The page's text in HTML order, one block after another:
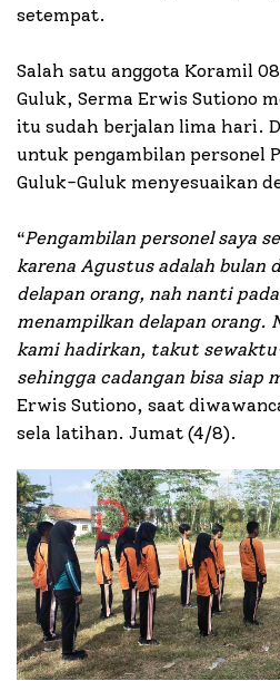
setempat.
Salah satu anggota Koramil
Guluk, Serma Erwis Sutiono
itu sudah berjalan lima hari.
untuk pengambilan personel
Guluk-Guluk menyesuaikan
“Pengambilan personel saya
karena Agustus adalah bulan
delapan orang, nah nanti
menampilkan delapan orang.
kami hadirkan, takut
sehingga cadangan bisa siap
Erwis Sutiono, saat
sela latihan. Jumat (4/8).